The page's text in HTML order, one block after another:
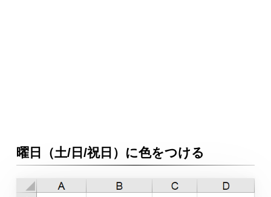
曜日（土/日/祝日）に色をつける